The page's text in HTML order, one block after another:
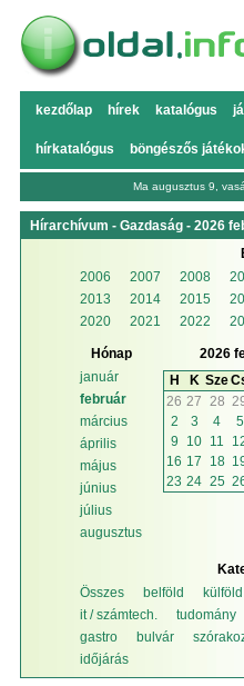
kezdőlap hírek katalógus
hírkatalógus böngészős
Ma augusztus 9,
Hírarchívum - Gazdaság - 2026
2006
2007 2008
2013
2014 2015
2020
2021 2022
Hónap
január
február
március
április
május
június
július
augusztus
2026
H
K Sze
26 27 28
2
3 4 5
9
10 11
16 17 18
23 24 25
Összes
belföld külföld
it / számtech.
tudomány
gastro
bulvár
időjárás